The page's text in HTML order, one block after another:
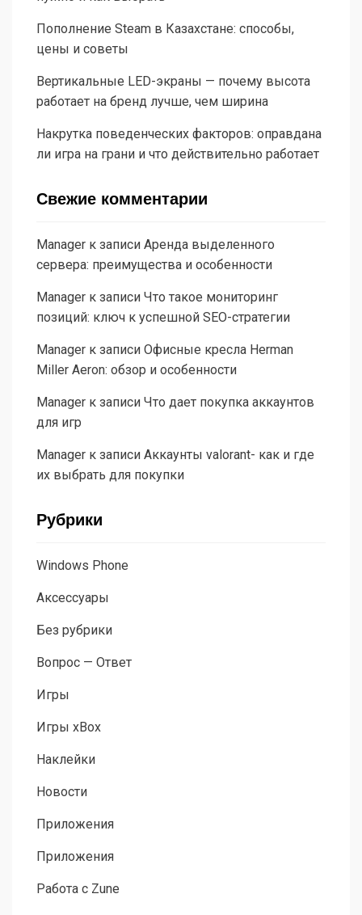
Пополнение Steam в Казахстане: способы,
цены и советы
Вертикальные LED-экраны — почему высота
работает на бренд лучше, чем ширина
Накрутка поведенческих факторов: оправдана
ли игра на грани и что действительно работает
Свежие комментарии
Manager к записи Аренда выделенного
сервера: преимущества и особенности
Manager к записи Что такое мониторинг
позиций: ключ к успешной SEO-стратегии
Manager к записи Офисные кресла Herman
Miller Aeron: обзор и особенности
Manager к записи Что дает покупка аккаунтов
для игр
Manager к записи Аккаунты valorant- как и где
их выбрать для покупки
Рубрики
Windows Phone
Аксессуары
Без рубрики
Вопрос — Ответ
Игры
Игры xBox
Наклейки
Новости
Приложения
Приложения
Работа с Zune